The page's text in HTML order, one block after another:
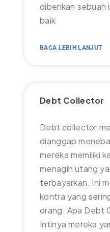
diberikan sebuah
baik
BACA LEBIH LANJUT
Debt Collector
Debt collector
dianggap
mereka memiliki
menagih utang
terbayarkan. Ini
kontra yang
orang. Apa Debt
Intinya mereka